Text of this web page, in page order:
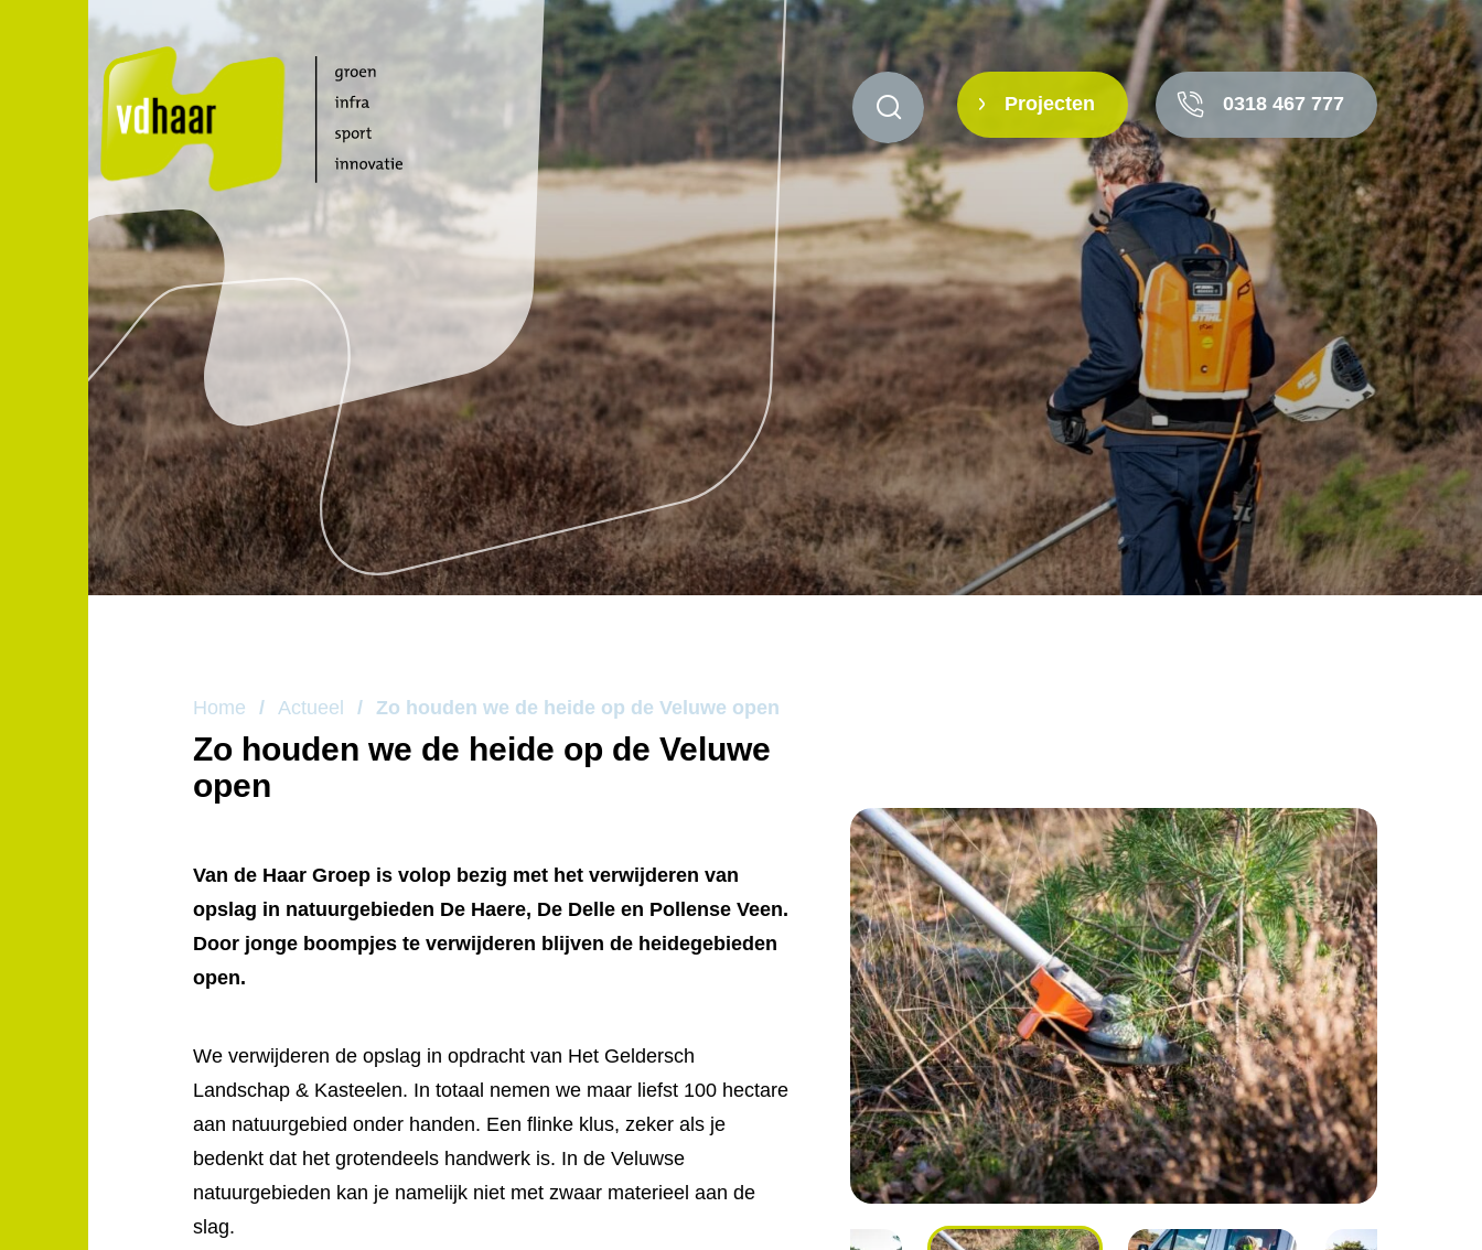
Projecten 0318 467 777
Home / Actueel / Zo houden we de heide op de Veluwe open
Zo houden we de heide op de Veluwe
open
Van de Haar Groep is volop bezig met het verwijderen van
opslag in natuurgebieden De Haere, De Delle en Pollense Veen.
Door jonge boompjes te verwijderen blijven de heidegebieden
open.
We verwijderen de opslag in opdracht van Het Geldersch
Landschap & Kasteelen. In totaal nemen we maar liefst 100 hectare
aan natuurgebied onder handen. Een flinke klus, zeker als je
bedenkt dat het grotendeels handwerk is. In de Veluwse
natuurgebieden kan je namelijk niet met zwaar materieel aan de
slag.